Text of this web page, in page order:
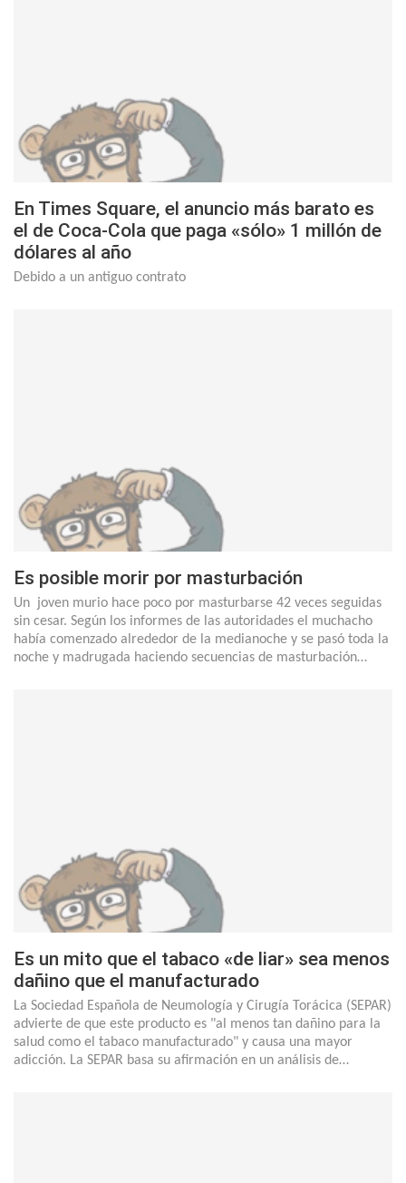
En Times Square, el anuncio más barato es
el de Coca-Cola que paga «sólo» 1 millón de
dólares al año
Debido a un antiguo contrato
Es posible morir por masturbación
Un joven murio hace poco por masturbarse 42 veces seguidas
sin cesar. Según los informes de las autoridades el muchacho
había comenzado alrededor de la medianoche y se pasó toda la
noche y madrugada haciendo secuencias de masturbación…
Es un mito que el tabaco «de liar» sea menos
dañino que el manufacturado
La Sociedad Española de Neumología y Cirugía Torácica (SEPAR)
advierte de que este producto es "al menos tan dañino para la
salud como el tabaco manufacturado" y causa una mayor
adicción. La SEPAR basa su afirmación en un análisis de…